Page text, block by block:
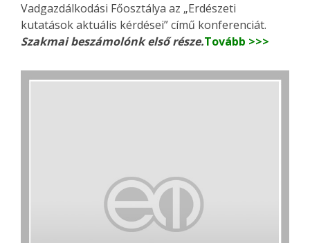
Vadgazdálkodási Főosztálya az „Erdészeti
kutatások aktuális kérdései” című konferenciát.
Szakmai beszámolónk első része.Tovább >>>